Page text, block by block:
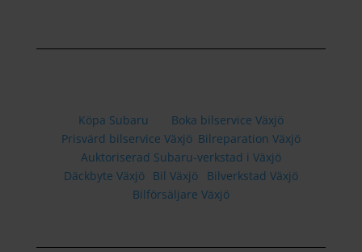
Köpa Subaru
Boka bilservice Växjö
Prisvärd bilservice Växjö Bilreparation Växjö
Auktoriserad Subaru-verkstad i Växjö
Däckbyte Växjö Bil Växjö
Bilverkstad Växjö
Bilförsäljare Växjö